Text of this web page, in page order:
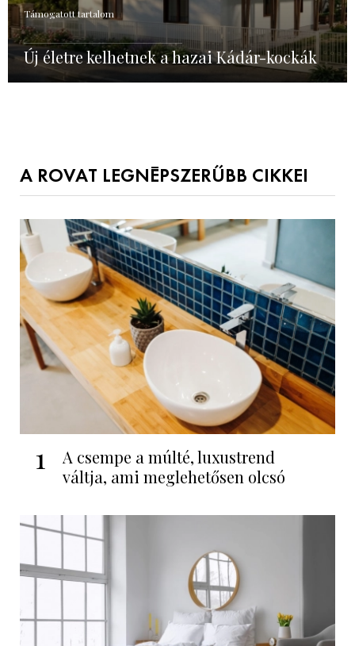
Támogatott tartalom
Új életre kelhetnek a hazai Kádár-kockák
A ROVAT LEGNÉPSZERŰBB CIKKEI
1
A csempe a múlté, luxustrend
váltja, ami meglehetősen olcsó